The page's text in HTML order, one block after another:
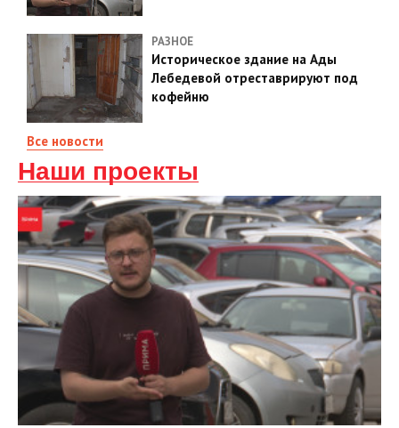
РАЗНОЕ
Историческое здание на Ады
Лебедевой отреставрируют под
кофейню
Все новости
Наши проекты